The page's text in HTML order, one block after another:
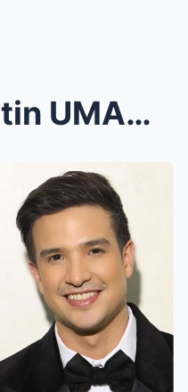
Marvin Agustin UMAMIN NA sa KANIYANG RELASYON, KAM...